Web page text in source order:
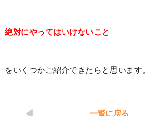
絶対にやってはいけないこと
をいくつかご紹介できたらと思います。
一覧に戻る